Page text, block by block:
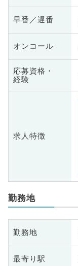
早番／遅番
オンコール
応募資格・
経験
求人特徴
勤務地
勤務地
最寄り駅